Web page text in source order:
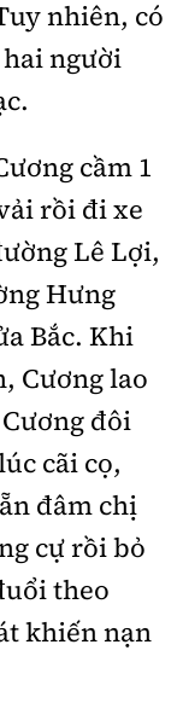
nhiên, có
người
cầm 1
rồi đi xe
Lê Lợi,
Hưng
Bắc. Khi
Cương lao
đôi
cãi cọ,
đâm chị
cự rồi bỏ
theo
khiến nạn